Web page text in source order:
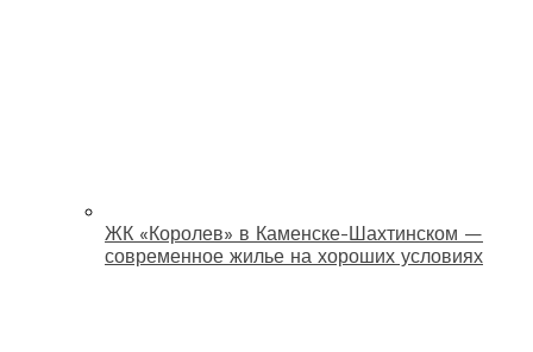
ЖК «Королев» в Каменске-Шахтинском —
современное жилье на хороших условиях